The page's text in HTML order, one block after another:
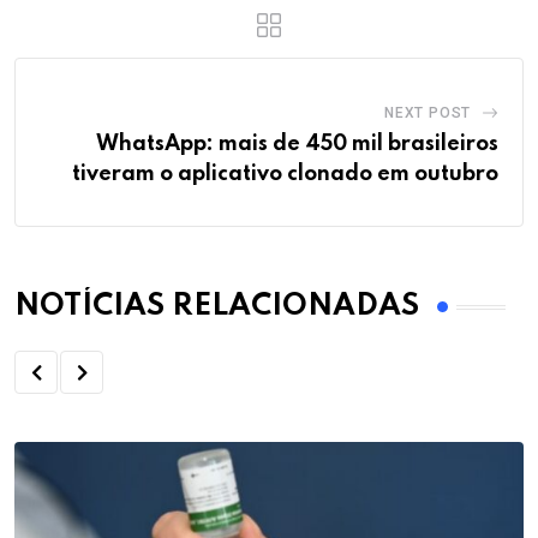
NEXT POST
WhatsApp: mais de 450 mil brasileiros
tiveram o aplicativo clonado em outubro
NOTÍCIAS RELACIONADAS